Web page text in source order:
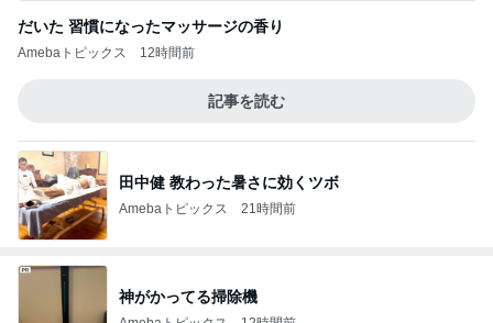
Amebaトピックス 21時間前
神がかってる掃除機
Amebaトピックス 12時間前
3週間ぶりに熊本でするお仕事